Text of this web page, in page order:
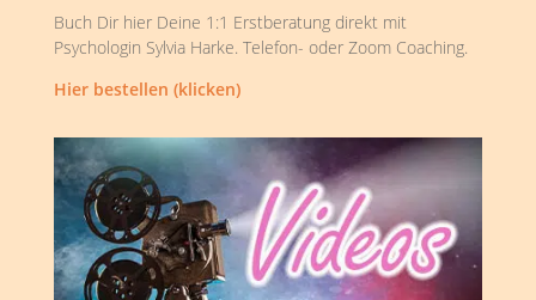
Buch Dir hier Deine 1:1 Erstberatung direkt mit
Psychologin Sylvia Harke. Telefon- oder Zoom Coaching.
Hier bestellen (klicken)